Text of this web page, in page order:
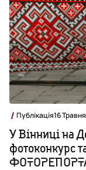
Публікація16 Травня
У Вінниці на
фотоконкурс